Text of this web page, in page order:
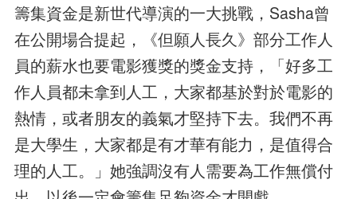
籌集資金是新世代導演的一大挑戰，Sasha曾
在公開場合提起，《但願人長久》部分工作人
員的薪水也要電影獲獎的獎金支持，「好多工
作人員都未拿到人工，大家都基於對於電影的
熱情，或者朋友的義氣才堅持下去。我們不再
是大學生，大家都是有才華有能力，是值得合
理的人工。」她強調沒有人需要為工作無償付